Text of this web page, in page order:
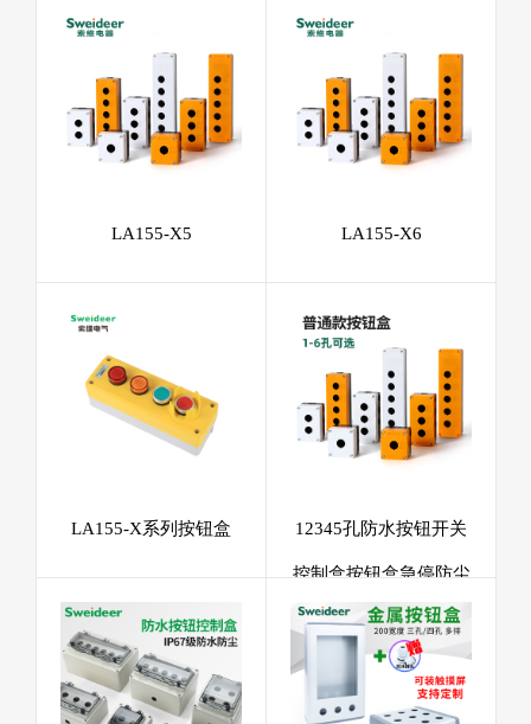
LA155-X5 LA155-X6
LA155-X系列按钮盒 12345孔防水按钮开关
控制盒按钮盒急停防尘
防水按钮加厚黄灰两色